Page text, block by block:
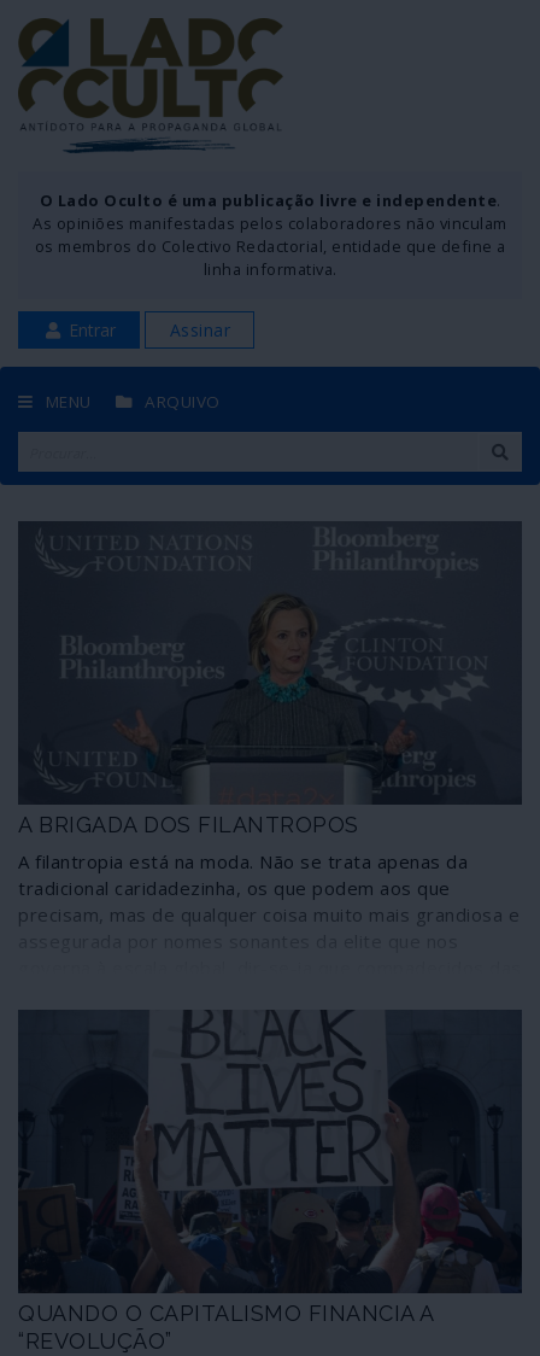
O Lado Oculto é uma publicação livre e independente.
As opiniões manifestadas pelos colaboradores não vinculam
os membros do Colectivo Redactorial, entidade que define a
linha informativa.
Entrar Assinar
MENU ARQUIVO
A BRIGADA DOS FILANTROPOS
A filantropia está na moda. Não se trata apenas da
tradicional caridadezinha, os que podem aos que
precisam, mas de qualquer coisa muito mais grandiosa e
avassaladoras. Mergulham as mãos nos seus biliões e
espalham uns trocos no apoio a causas fracturantes e
que mobilizam a consciência de grande parte da
humanidade. É certo que isso não os impede de serem
cada vez mais ricos, antes pelo contrário, mas quem
pode levar-lhes a mal? O mundo é assim!...
QUANDO O CAPITALISMO FINANCIA A
“REVOLUÇÃO”